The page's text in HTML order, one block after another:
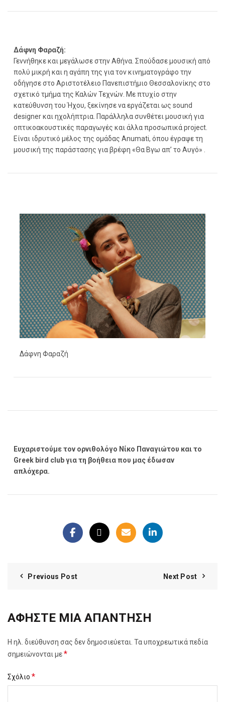
Δάφνη Φαραζή:
Γεννήθηκε και μεγάλωσε στην Αθήνα. Σπούδασε μουσική από
πολύ μικρή και η αγάπη της για τον κινηματογράφο την
οδήγησε στο Αριστοτέλειο Πανεπιστήμιο Θεσσαλονίκης στο
σχετικό τμήμα της Καλών Τεχνών. Με πτυχίο στην
κατεύθυνση του Ήχου, ξεκίνησε να εργάζεται ως sound
designer και ηχολήπτρια. Παράλληλα συνθέτει μουσική για
οπτικοακουστικές παραγωγές και άλλα προσωπικά project.
Είναι ιδρυτικό μέλος της ομάδας Αnumati, όπου έγραψε τη
μουσική της παράστασης για βρέφη «Θα Bγω απ’ το Aυγό» .
Δάφνη Φαραζή
Ευχαριστούμε τον ορνιθολόγο Νίκο Παναγιώτου και το
Greek bird club για τη βοήθεια που μας έδωσαν
απλόχερα.
Previous Post Next Post
ΑΦΉΣΤΕ ΜΙΑ ΑΠΆΝΤΗΣΗ
Η ηλ. διεύθυνση σας δεν δημοσιεύεται. Τα υποχρεωτικά πεδία
σημειώνονται με*
Σχόλιο *